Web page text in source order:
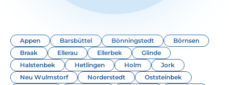
Appen Barsbüttel Bönningstedt
Börnsen
Braak
Ellerau Ellerbek
Glinde
Halstenbek
Hetlingen Holm
Jork
Neu Wulmstorf
Norderstedt
Oststeinbek